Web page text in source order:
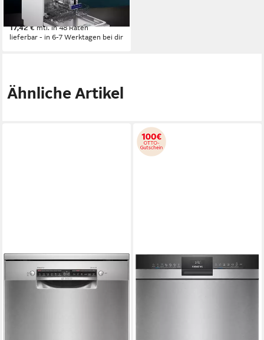
Produktdatenblatt
599,99 €
17,42 €mtl. in 48 Raten
lieferbar - in 6-7 Werktagen bei dir
Ähnliche Artikel